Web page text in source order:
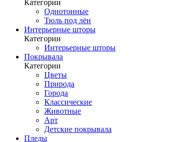
Категории
Однотонные
Тюль под лён
Интерьерные шторы
Категории
Интерьерные шторы
Покрывала
Категории
Цветы
Природа
Города
Классические
Животные
Арт
Детские покрывала
Пледы